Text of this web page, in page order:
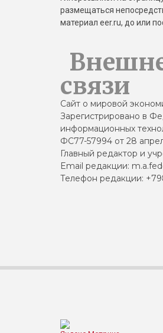
размещаться
материал eer.ru, до или
связи
Сайт о мировой
Зарегистрировано в
информационных
ФС77-57994 от 28
Главный редактор и
Email редакции:
Телефон редакции: